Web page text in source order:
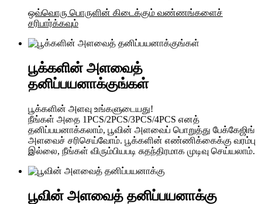
ஒவ்வொரு பொருளின் கிடைக்கும் வண்ணங்களைச்
சரிபார்க்கவும்
பூக்களின் அளவைத்
தனிப்பயனாக்குங்கள்
பூக்களின் அளவு உங்களுடையது!
நீங்கள் அதை 1PCS/2PCS/3PCS/4PCS எனத்
தனிப்பயனாக்கலாம், பூவின் அளவைப் பொறுத்து பேக்கேஜிங்
அளவைச் சரிசெய்வோம். பூக்களின் எண்ணிக்கைக்கு வரம்பு
இல்லை, நீங்கள் விரும்பியபடி சுதந்திரமாக முடிவு செய்யலாம்.
பூவின் அளவைத் தனிப்பயனாக்கு